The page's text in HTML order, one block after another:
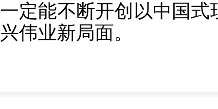
一定能不断开创以中国
兴伟业新局面。